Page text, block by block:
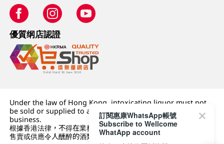
優質纲店認證
Under the law of Hong Kong, intoxicating liquor must not
be sold or supplied to a minor (under 18) in the course of
business.
根據香港法律，不得在業務過程中，向未成年人 (18 歲以下人士)
售賣或供應令人醺醉的酒類。
訂閱惠康WhatsApp帳號
Subscribe to Wellcome
WhatApp account